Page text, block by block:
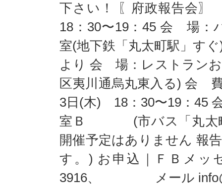
下さい！ 〖府政報告会
18：30〜19：45 会
室(地下鉄「丸太町駅」す
より 会 場：レスト
区夷川通烏丸東入る) 会
3日(木) 18：30〜19：45
室Ｂ (市バス「丸太町
開催予定はありません 報
す。) お申込｜ＦＢ
3916、 メール